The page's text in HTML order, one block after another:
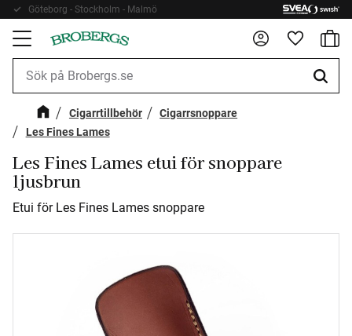
Meny
Göteborg - Stockholm - Malmö
Fri frakt 899kr
Cigarrtillbehör
Cigarrsnoppare
Les Fines Lames
Les Fines Lames etui för snoppare
ljusbrun
Etui för Les Fines Lames snoppare